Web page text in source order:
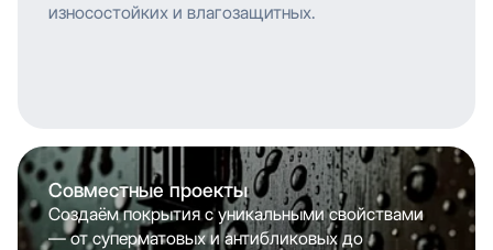
износостойких и влагозащитных.
Совместные проекты
Создаём покрытия с уникальными свойствами
— от суперматовых и антибликовых до